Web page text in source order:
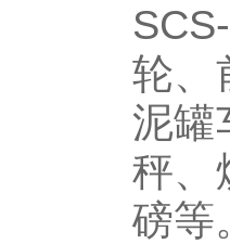
轮、
泥罐
秤、
磅等